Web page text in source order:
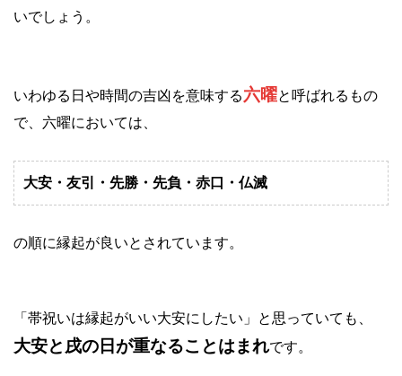
いでしょう。
いわゆる日や時間の吉凶を意味する六曜と呼ばれるもの
で、六曜においては、
大安・友引・先勝・先負・赤口・仏滅
の順に縁起が良いとされています。
「帯祝いは縁起がいい大安にしたい」と思っていても、
大安と戌の日が重なることはまれです。